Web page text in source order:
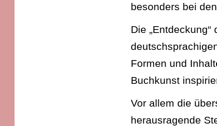
besonders bei
Die
Formen und
Buchkunst
Vor allem die
herausragende